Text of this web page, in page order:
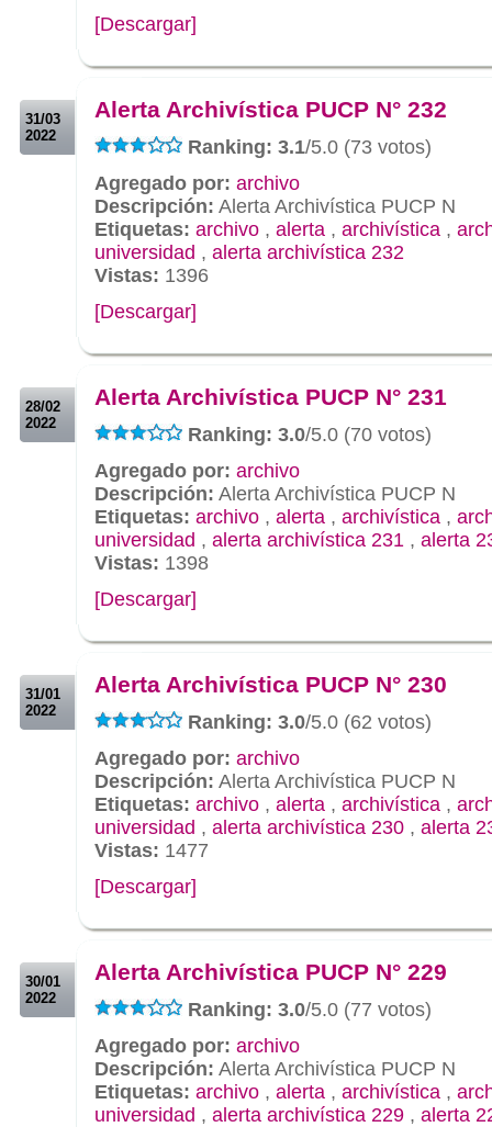
[Descargar]
31/03
2022
Alerta Archivística PUCP N° 232
Ranking: 3.1/5.0 (73 votos)
Agregado por: archivo
Descripción: Alerta Archivística PUCP N
Etiquetas: archivo , alerta , archivística ,
universidad , alerta archivística 232
Vistas: 1396
[Descargar]
28/02
2022
Alerta Archivística PUCP N° 231
Ranking: 3.0/5.0 (70 votos)
Agregado por: archivo
Descripción: Alerta Archivística PUCP N
Etiquetas: archivo , alerta , archivística ,
universidad , alerta archivística 231 , alerta
Vistas: 1398
[Descargar]
31/01
2022
Alerta Archivística PUCP N° 230
Ranking: 3.0/5.0 (62 votos)
Agregado por: archivo
Descripción: Alerta Archivística PUCP N
Etiquetas: archivo , alerta , archivística ,
universidad , alerta archivística 230 , alerta
Vistas: 1477
[Descargar]
30/01
2022
Alerta Archivística PUCP N° 229
Ranking: 3.0/5.0 (77 votos)
Agregado por: archivo
Descripción: Alerta Archivística PUCP N
Etiquetas: archivo , alerta , archivística ,
universidad , alerta archivística 229 , alerta